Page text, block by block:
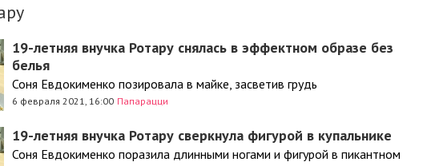
19-летняя внучка Ротару снялась в эффектном образе без
белья
Соня Евдокименко позировала в майке, засветив грудь
6 февраля 2021, 16:00 Папарацци
19-летняя внучка Ротару сверкнула фигурой в купальнике
Соня Евдокименко поразила длинными ногами и фигурой в пикантном